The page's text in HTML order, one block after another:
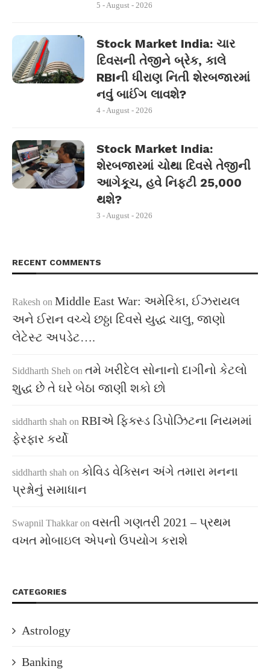
5 - August - 2026
Stock Market India: ચાર
દિવસની તેજીને બ્રેક, કાલે
RBIની ધીરાણ નિતી શેરબજારમાં
નવું બાઈંગ લાવશે?
4 - August - 2026
Stock Market India:
શેરબજારમાં ચોથા દિવસે તેજીની
આગેકૂચ, હવે નિફ્ટી 25,000
થશે?
3 - August - 2026
RECENT COMMENTS
Rakesh on Middle East War: અમેરિકા, ઈઝરાયલ
અને ઈરાન વચ્ચે છઠ્ઠા દિવસે યુદ્ધ ચાલુ, જાણો
લેટેસ્ટ અપડેટ….
Siddharth Sheh on તમે ખરીદેલ સોનાનો દાગીનો કેટલો
શુદ્ધ છે તે ઘરે બેઠા જાણી શકો છો
siddharth shah on RBIએ ફિક્સ્ડ ડિપોઝિટના નિયમમાં
ફેરફાર કર્યો
siddharth shah on કોવિડ વેક્સિન અંગે તમારા મનના
પ્રશ્નોનું સમાધાન
Swapnil Thakkar on વસતી ગણતરી 2021 – પ્રથમ
વખત મોબાઇલ એપનો ઉપયોગ કરાશે
CATEGORIES
Astrology
Banking